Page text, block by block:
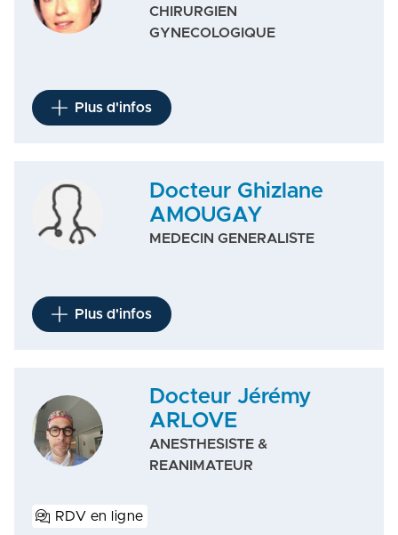
CHIRURGIEN
GYNECOLOGIQUE
Plus d'infos
Docteur Ghizlane
AMOUGAY
MEDECIN GENERALISTE
Plus d'infos
Docteur Jérémy
ARLOVE
ANESTHESISTE &
REANIMATEUR
RDV en ligne